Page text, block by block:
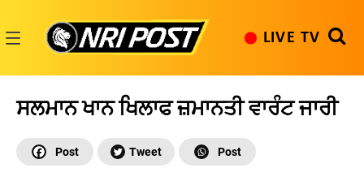
content
LIVE TV
ਸਲਮਾਨ ਖਾਨ ਖਿਲਾਫ ਜ਼ਮਾਨਤੀ ਵਾਰੰਟ ਜਾਰੀ